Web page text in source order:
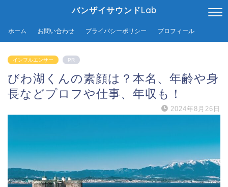
バンザイサウンドLab
ホーム お問い合わせ プライバシーポリシー プロフィール
インフルエンサー PR
びわ湖くんの素顔は？本名、年齢や身
長などプロフや仕事、年収も！
2024年8月26日